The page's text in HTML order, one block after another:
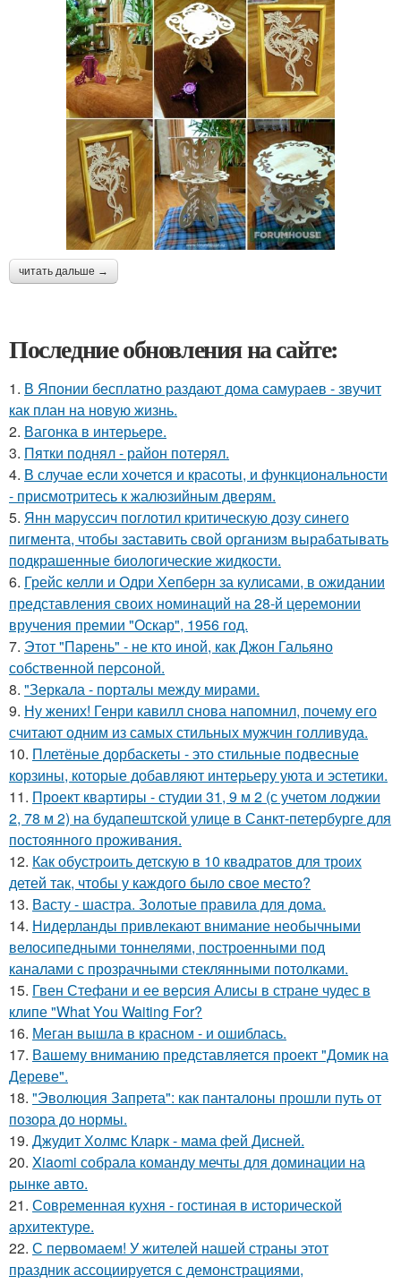
читать дальше →
Последние обновления на сайте:
1. В Японии бесплатно раздают дома самураев - звучит
как план на новую жизнь.
2. Вагонка в интерьере.
3. Пятки поднял - район потерял.
4. В случае если хочется и красоты, и функциональности
- присмотритесь к жалюзийным дверям.
5. Янн маруссич поглотил критическую дозу синего
пигмента, чтобы заставить свой организм вырабатывать
подкрашенные биологические жидкости.
6. Грейс келли и Одри Хепберн за кулисами, в ожидании
представления своих номинаций на 28-й церемонии
вручения премии "Оскар", 1956 год.
7. Этот "Парень" - не кто иной, как Джон Гальяно
собственной персоной.
8. "Зеркала - порталы между мирами.
9. Ну жених! Генри кавилл снова напомнил, почему его
считают одним из самых стильных мужчин голливуда.
10. Плетёные дорбаскеты - это стильные подвесные
корзины, которые добавляют интерьеру уюта и эстетики.
11. Проект квартиры - студии 31, 9 м 2 (с учетом лоджии
2, 78 м 2) на будапештской улице в Санкт-петербурге для
постоянного проживания.
12. Как обустроить детскую в 10 квадратов для троих
детей так, чтобы у каждого было свое место?
13. Васту - шастра. Золотые правила для дома.
14. Нидерланды привлекают внимание необычными
велосипедными тоннелями, построенными под
каналами с прозрачными стеклянными потолками.
15. Гвен Стефани и ее версия Алисы в стране чудес в
клипе "What You Waiting For?
16. Меган вышла в красном - и ошиблась.
17. Вашему вниманию представляется проект "Домик на
Дереве".
18. "Эволюция Запрета": как панталоны прошли путь от
позора до нормы.
19. Джудит Холмс Кларк - мама фей Дисней.
20. Xiaomi собрала команду мечты для доминации на
рынке авто.
21. Современная кухня - гостиная в исторической
архитектуре.
22. С первомаем! У жителей нашей страны этот
праздник ассоциируется с демонстрациями,